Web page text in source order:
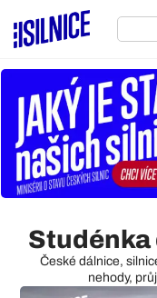
Studénka
České dálnice,
nehody,